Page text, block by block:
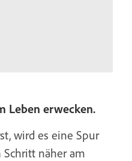
Leben erwecken.
wird es eine Spur
näher am